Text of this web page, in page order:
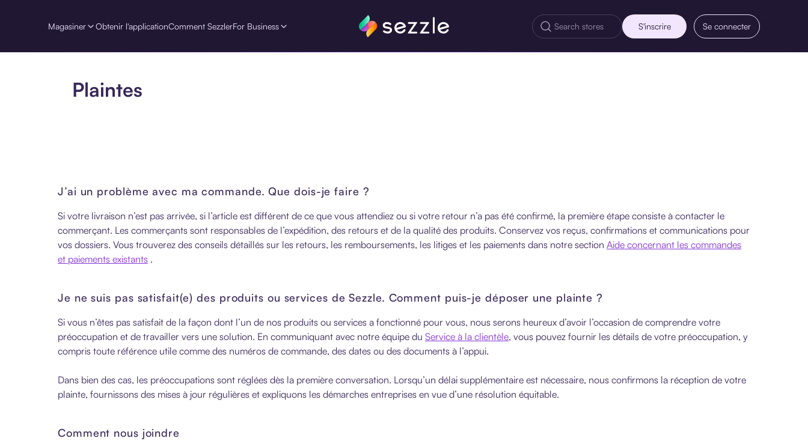
Magasiner Obtenir l'applicationComment SezzlerFor Business S'inscrire Se connecter
Plaintes
J’ai un problème avec ma commande. Que dois-je faire ?
Si votre livraison n’est pas arrivée, si l’article est différent de ce que vous attendiez ou si votre retour n’a pas été confirmé, la première étape consiste à contacter le
commerçant. Les commerçants sont responsables de l’expédition, des retours et de la qualité des produits. Conservez vos reçus, confirmations et communications pour
vos dossiers. Vous trouverez des conseils détaillés sur les retours, les remboursements, les litiges et les paiements dans notre section Aide concernant les commandes
et paiements existants .
Je ne suis pas satisfait(e) des produits ou services de Sezzle. Comment puis-je déposer une plainte ?
Si vous n’êtes pas satisfait de la façon dont l’un de nos produits ou services a fonctionné pour vous, nous serons heureux d’avoir l’occasion de comprendre votre
préoccupation et de travailler vers une solution. En communiquant avec notre équipe du Service à la clientèle, vous pouvez fournir les détails de votre préoccupation, y
compris toute référence utile comme des numéros de commande, des dates ou des documents à l’appui.
Dans bien des cas, les préoccupations sont réglées dès la première conversation. Lorsqu’un délai supplémentaire est nécessaire, nous confirmons la réception de votre
plainte, fournissons des mises à jour régulières et expliquons les démarches entreprises en vue d’une résolution équitable.
Comment nous joindre